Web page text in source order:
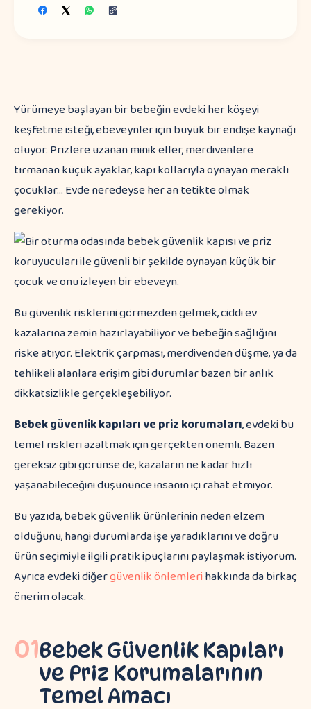
Yürümeye başlayan bir bebeğin evdeki her köşeyi
keşfetme isteği, ebeveynler için büyük bir endişe kaynağı
oluyor. Prizlere uzanan minik eller, merdivenlere
tırmanan küçük ayaklar, kapı kollarıyla oynayan meraklı
çocuklar... Evde neredeyse her an tetikte olmak
gerekiyor.
Bu güvenlik risklerini görmezden gelmek, ciddi ev
kazalarına zemin hazırlayabiliyor ve bebeğin sağlığını
riske atıyor. Elektrik çarpması, merdivenden düşme, ya da
tehlikeli alanlara erişim gibi durumlar bazen bir anlık
dikkatsizlikle gerçekleşebiliyor.
Bebek güvenlik kapıları ve priz korumaları, evdeki bu
temel riskleri azaltmak için gerçekten önemli. Bazen
gereksiz gibi görünse de, kazaların ne kadar hızlı
yaşanabileceğini düşününce insanın içi rahat etmiyor.
Bu yazıda, bebek güvenlik ürünlerinin neden elzem
olduğunu, hangi durumlarda işe yaradıklarını ve doğru
ürün seçimiyle ilgili pratik ipuçlarını paylaşmak istiyorum.
Ayrıca evdeki diğergüvenlik önlemlerihakkında da birkaç
önerim olacak.
01Bebek Güvenlik Kapıları
ve Priz Korumalarının
Temel Amacı